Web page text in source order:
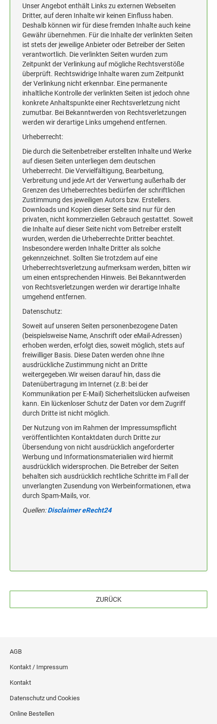
Unser Angebot enthält Links zu externen Webseiten
Dritter, auf deren Inhalte wir keinen Einfluss haben.
Deshalb können wir für diese fremden Inhalte auch keine
Gewähr übernehmen. Für die Inhalte der verlinkten Seiten
ist stets der jeweilige Anbieter oder Betreiber der Seiten
verantwortlich. Die verlinkten Seiten wurden zum
Zeitpunkt der Verlinkung auf mögliche Rechtsverstöße
überprüft. Rechtswidrige Inhalte waren zum Zeitpunkt
der Verlinkung nicht erkennbar. Eine permanente
inhaltliche Kontrolle der verlinkten Seiten ist jedoch ohne
konkrete Anhaltspunkte einer Rechtsverletzung nicht
zumutbar. Bei Bekanntwerden von Rechtsverletzungen
werden wir derartige Links umgehend entfernen.
Urheberrecht:
Die durch die Seitenbetreiber erstellten Inhalte und Werke
auf diesen Seiten unterliegen dem deutschen
Urheberrecht. Die Vervielfältigung, Bearbeitung,
Verbreitung und jede Art der Verwertung außerhalb der
Grenzen des Urheberrechtes bedürfen der schriftlichen
Zustimmung des jeweiligen Autors bzw. Erstellers.
Downloads und Kopien dieser Seite sind nur für den
privaten, nicht kommerziellen Gebrauch gestattet. Soweit
die Inhalte auf dieser Seite nicht vom Betreiber erstellt
wurden, werden die Urheberrechte Dritter beachtet.
Insbesondere werden Inhalte Dritter als solche
gekennzeichnet. Sollten Sie trotzdem auf eine
Urheberrechtsverletzung aufmerksam werden, bitten wir
um einen entsprechenden Hinweis. Bei Bekanntwerden
von Rechtsverletzungen werden wir derartige Inhalte
umgehend entfernen.
Datenschutz:
Soweit auf unseren Seiten personenbezogene Daten
(beispielsweise Name, Anschrift oder eMail-Adressen)
erhoben werden, erfolgt dies, soweit möglich, stets auf
freiwilliger Basis. Diese Daten werden ohne Ihne
ausdrückliche Zustimmung nicht an Dritte
weitergegeben.Wir weisen darauf hin, dass die
Datenübertragung im Internet (z.B: bei der
Kommunikation per E-Mail) Sicherheitslücken aufweisen
kann. Ein lückenloser Schutz der Daten vor dem Zugriff
durch Dritte ist nicht möglich.
Der Nutzung von im Rahmen der Impressumspflicht
veröffentlichten Kontaktdaten durch Dritte zur
Übersendung von nicht ausdrücklich angeforderter
Werbung und Informationsmaterialien wird hiermit
ausdrücklich widersprochen. Die Betreiber der Seiten
behalten sich ausdrücklich rechtliche Schritte im Fall der
unverlangten Zusendung von Werbeinformationen, etwa
durch Spam-Mails, vor.
Quellen:Disclaimer eRecht24
ZURÜCK
AGB
Kontakt / Impressum
Kontakt
Datenschutz und Cookies
Online Bestellen